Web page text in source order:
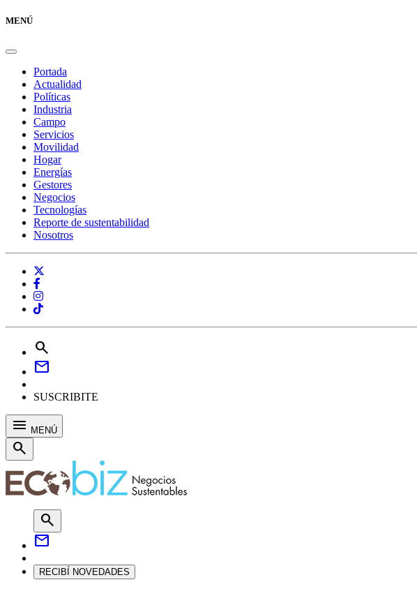
MENÚ
Portada
Actualidad
Políticas
Industria
Campo
Servicios
Movilidad
Hogar
Energías
Gestores
Negocios
Tecnologías
Reporte de sustentabilidad
Nosotros
search
mail
SUSCRIBITE
menu MENÚ
search
search
mail
RECIBÍ NOVEDADES